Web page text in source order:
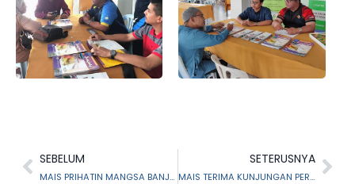
SEBELUM
MAIS PRIHATIN MANGSA BANJIR DI NEGERI TERENGGANU DAN KELANTAN
SETERUSNYA
MAIS TERIMA KUNJUNGAN PERSATUAN WANITA ISLAM PRIHATIN